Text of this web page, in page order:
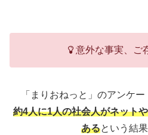
意外な事実、ご
「まりおねっと」のアンケ
約4人に1人の社会人がネット
あるという結